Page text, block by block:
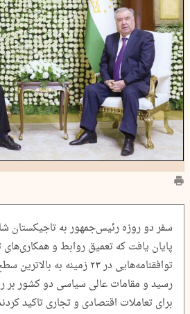
سفر دو روزه رئیس‌جمهور به تاجیکستان
پایان یافت که تعمیق روابط و همکاری‌های
توافقنامه‌هایی در ۲۳ زمینه
رسید و مقامات عالی سیاسی دو کشور بر
برای تعاملات اقتصادی و تجاری تاکید